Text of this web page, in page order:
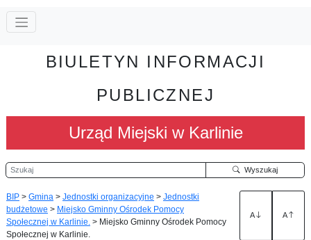
BIULETYN INFORMACJI
PUBLICZNEJ
Urząd Miejski w Karlinie
Szukaj Wyszukaj
BIP > Gmina > Jednostki organizacyjne > Jednostki
budżetowe > Miejsko Gminny Ośrodek Pomocy
Społecznej w Karlinie. > Miejsko Gminny Ośrodek Pomocy
Społecznej w Karlinie.
A A